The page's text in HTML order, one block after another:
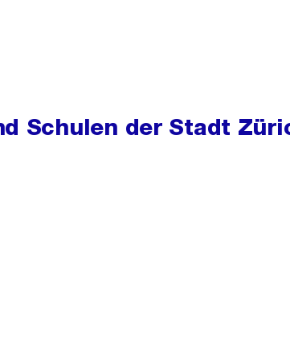
Schulen der Stadt